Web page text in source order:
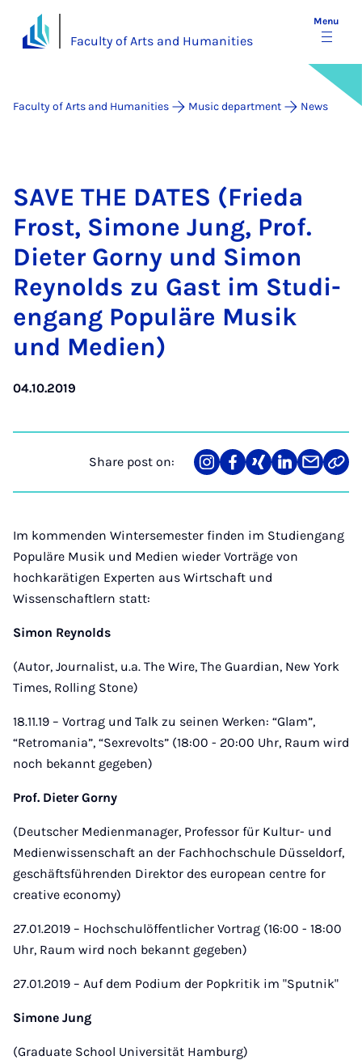
Faculty of Arts and Humanities
Menu
Faculty of Arts and Humanities Music department News
SAVE THE DATES (Frieda
Frost, Si­mone Jung, Prof.
Di­eter Gorny und Si­mon
Reyn­olds zu Gast im Stud­i­
engang Pop­uläre Mu­sik
und Medi­en)
04.10.2019
Share post on:
Share
on
Teilen
auf
Teilen
auf
Teilen
auf
Teilen
über
Mail
Link
Im kommenden Wintersemester finden im Studiengang
Populäre Musik und Medien wieder Vorträge von
hochkarätigen Experten aus Wirtschaft und
Wissenschaftlern statt:
Simon Reynolds
(Autor, Journalist, u.a. The Wire, The Guardian, New York
Times, Rolling Stone)
18.11.19 – Vortrag und Talk zu seinen Werken: “Glam”,
“Retromania”, “Sexrevolts” (18:00 - 20:00 Uhr, Raum wird
noch bekannt gegeben)
Prof. Dieter Gorny
(Deutscher Medienmanager, Professor für Kultur- und
Medienwissenschaft an der Fachhochschule Düsseldorf,
geschäftsführenden Direktor des european centre for
creative economy)
27.01.2019 – Hochschulöffentlicher Vortrag (16:00 - 18:00
Uhr, Raum wird noch bekannt gegeben)
27.01.2019 – Auf dem Podium der Popkritik im "Sputnik"
Simone Jung
(Graduate School Universität Hamburg)